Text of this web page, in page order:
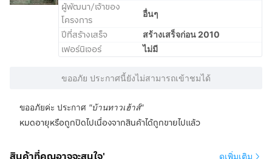
ผู้พัฒนา/เจ้าของ
โครงการ
อื่นๆ
ปีที่สร้างเสร็จ สร้างเสร็จก่อน 2010
เฟอร์นิเจอร์ ไม่มี
ขออภัย ประกาศนี้ยังไม่สามารถเข้าชมได้
ขออภัยค่ะ ประกาศ "บ้านทาวเฮ้าส์"
หมดอายุหรือถูกปิดไปเนื่องจากสินค้าได้ถูกขายไปแล้ว
ดูเพิ่มเติม